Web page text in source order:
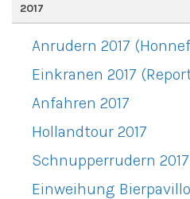
2017
Anrudern 2017
Einkranen 2017
Anfahren 2017
Hollandtour 2017
Schnupperrudern 2017
Einweihung